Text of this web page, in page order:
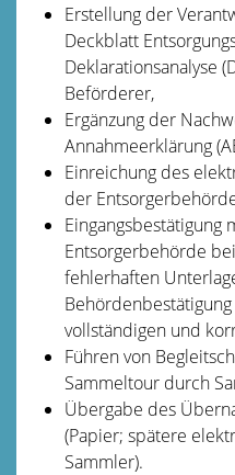
Erstellung der
Deckblatt
Deklarationsanalyse
Beförderer,
Ergänzung der
Annahmeerklärung
Einreichung des
der
Entsorgerbehörde
fehlerhaften
vollständigen und
Führen von
Sammeltour durch
Übergabe des
(Papier; spätere
Sammler).